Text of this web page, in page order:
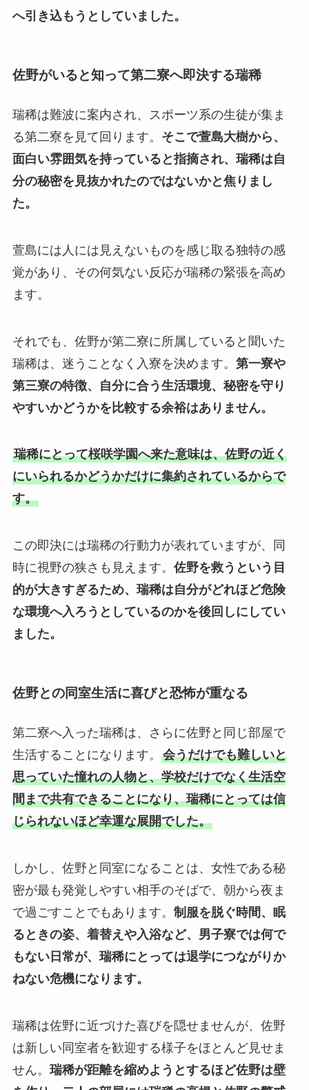
へ引き込もうとしていました。
佐野がいると知って第二寮へ即決する瑞稀
瑞稀は難波に案内され、スポーツ系の生徒が集ま
る第二寮を見て回ります。 そこで萱島大樹から、
面白い雰囲気を持っていると指摘され、瑞稀は自
分の秘密を見抜かれたのではないかと焦りまし
た。
萱島には人には見えないものを感じ取る独特の感
覚があり、その何気ない反応が瑞稀の緊張を高め
ます。
それでも、佐野が第二寮に所属していると聞いた
瑞稀は、迷うことなく入寮を決めます。 第一寮や
第三寮の特徴、自分に合う生活環境、秘密を守り
やすいかどうかを比較する余裕はありません。
瑞稀にとって桜咲学園へ来た意味は、佐野の近く
にいられるかどうかだけに集約されているからで
す。
この即決には瑞稀の行動力が表れていますが、同
時に視野の狭さも見えます。 佐野を救うという目
的が大きすぎるため、瑞稀は自分がどれほど危険
な環境へ入ろうとしているのかを後回しにしてい
ました。
佐野との同室生活に喜びと恐怖が重なる
第二寮へ入った瑞稀は、さらに佐野と同じ部屋で
生活することになります。 会うだけでも難しいと
思っていた憧れの人物と、学校だけでなく生活空
間まで共有できることになり、瑞稀にとっては信
じられないほど幸運な展開でした。
しかし、佐野と同室になることは、女性である秘
密が最も発覚しやすい相手のそばで、朝から夜ま
で過ごすことでもあります。 制服を脱ぐ時間、眠
るときの姿、着替えや入浴など、男子寮では何で
もない日常が、瑞稀にとっては退学につながりか
ねない危機になります。
瑞稀は佐野に近づけた喜びを隠せませんが、佐野
は新しい同室者を歓迎する様子をほとんど見せま
せん。 瑞稀が距離を縮めようとするほど佐野は壁